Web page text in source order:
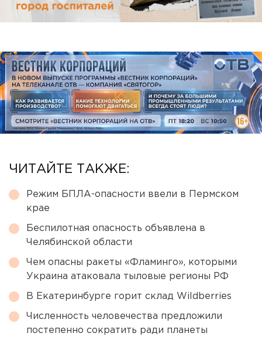
ЧИТАЙТЕ ТАКЖЕ:
Режим БПЛА-опасности ввели в Пермском
крае
Беспилотная опасность объявлена в
Челябинской области
Чем опасны ракеты «Фламинго», которыми
Украина атаковала тыловые регионы РФ
В Екатеринбурге горит склад Wildberries
Численность человечества предложили
постепенно сократить ради планеты